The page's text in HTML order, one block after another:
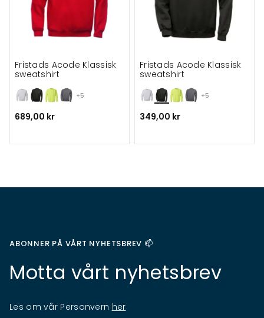
+5
Fristads Acode Klassisk
sweatshirt
689,00 kr
+5
Fristads Acode Klassisk
sweatshirt
349,00 kr
ABONNER PÅ VÅRT NYHETSBREV 📫
Motta vårt nyhetsbrev
Les om vår Personvern her